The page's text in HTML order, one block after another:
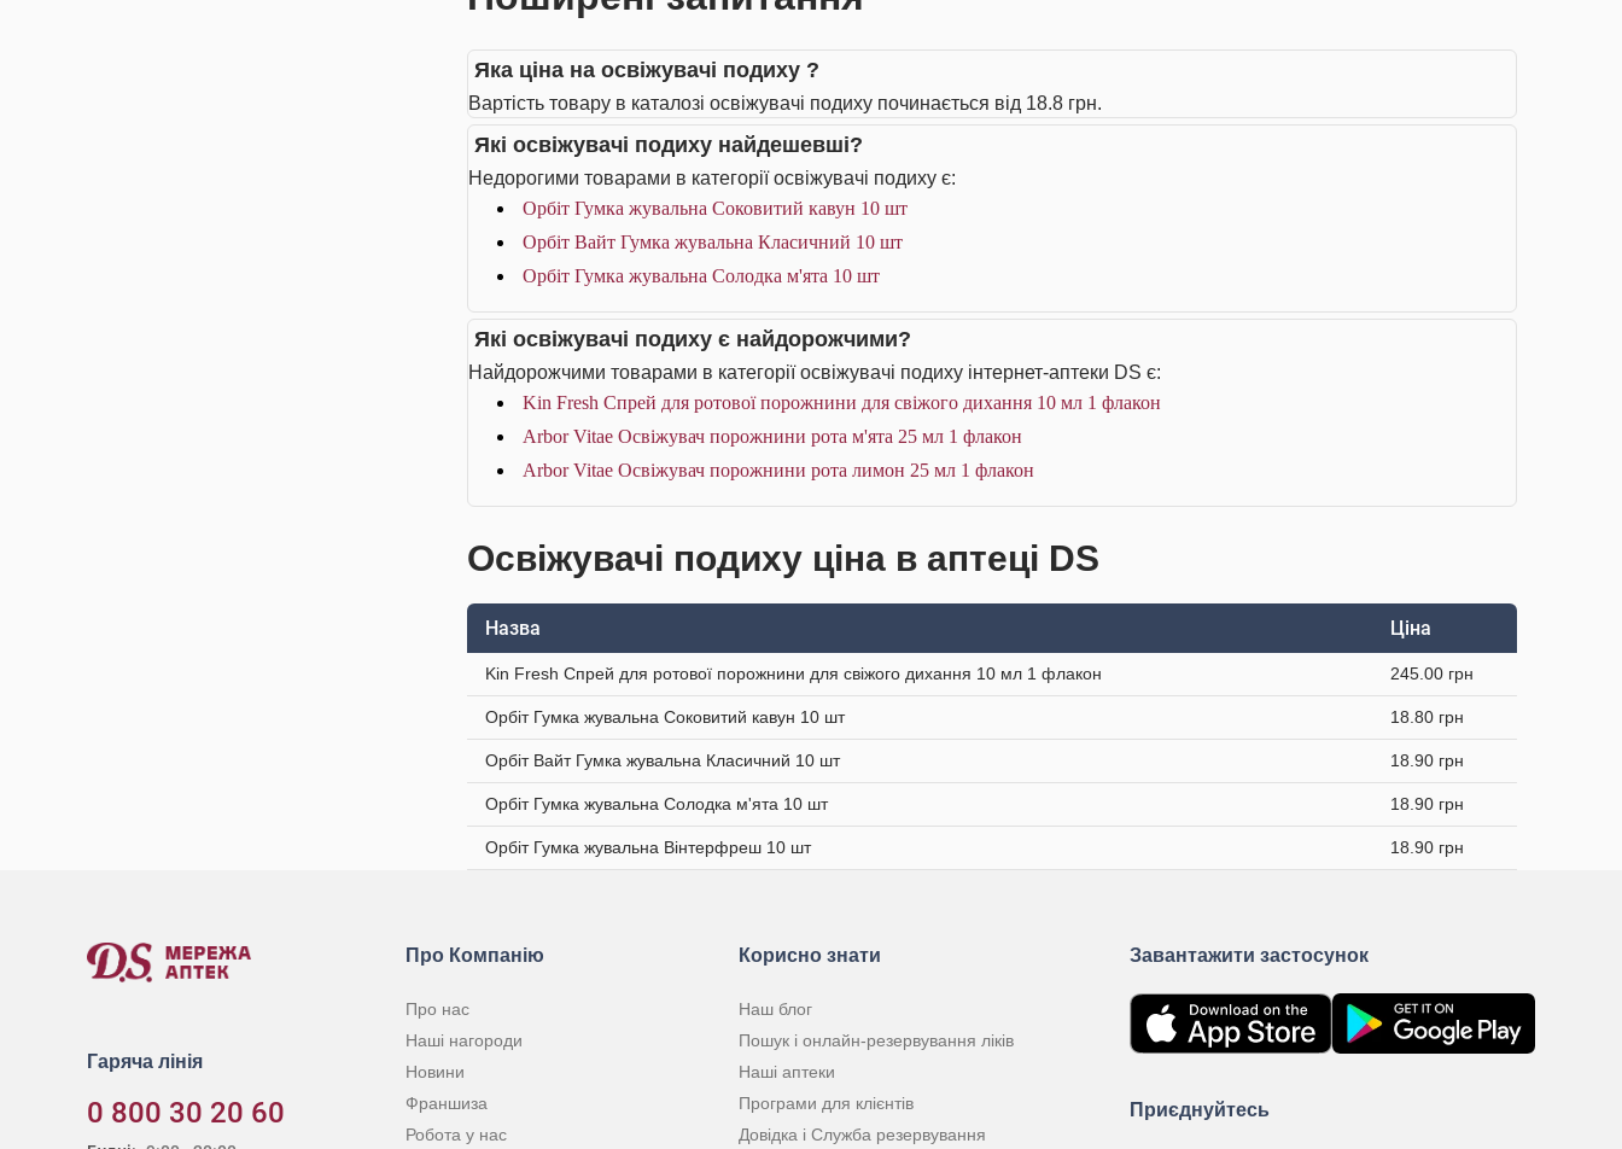
Яка ціна на освіжувачі подиху ?
Вартість товару в каталозі освіжувачі подиху починається від 18.8 грн.
Які освіжувачі подиху найдешевші?
Недорогими товарами в категорії освіжувачі подиху є:
Орбіт Гумка жувальна Соковитий кавун 10 шт
Орбіт Вайт Гумка жувальна Класичний 10 шт
Орбіт Гумка жувальна Солодка м'ята 10 шт
Які освіжувачі подиху є найдорожчими?
Найдорожчими товарами в категорії освіжувачі подиху інтернет-аптеки DS є:
Kin Fresh Спрей для ротової порожнини для свіжого дихання 10 мл 1 флакон
Arbor Vitae Освіжувач порожнини рота м'ята 25 мл 1 флакон
Arbor Vitae Освіжувач порожнини рота лимон 25 мл 1 флакон
Освіжувачі подиху ціна в аптеці DS
Назва Ціна
Kin Fresh Спрей для ротової порожнини для свіжого дихання 10 мл 1 флакон 245.00 грн
Орбіт Гумка жувальна Соковитий кавун 10 шт 18.80 грн
Орбіт Вайт Гумка жувальна Класичний 10 шт 18.90 грн
Орбіт Гумка жувальна Солодка м'ята 10 шт 18.90 грн
Орбіт Гумка жувальна Вінтерфреш 10 шт 18.90 грн
Гаряча лінія
0 800 30 20 60
Про Компанію
Про нас
Наші нагороди
Новини
Франшиза
Робота у нас
Корисно знати
Наш блог
Пошук і онлайн-резервування ліків
Наші аптеки
Програми для клієнтів
Довідка і Служба резервування
Завантажити застосунок
Приєднуйтесь